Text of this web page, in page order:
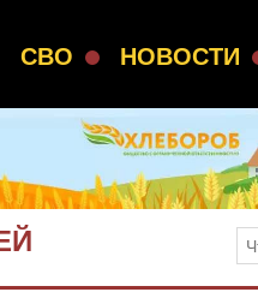
СВО НОВОСТИ